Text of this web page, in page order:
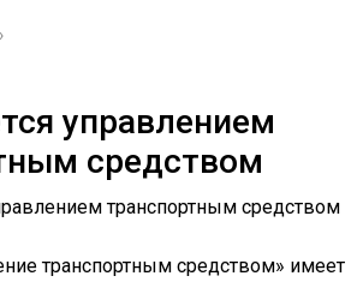
›
управлением
средством
транспортным средством» имеет